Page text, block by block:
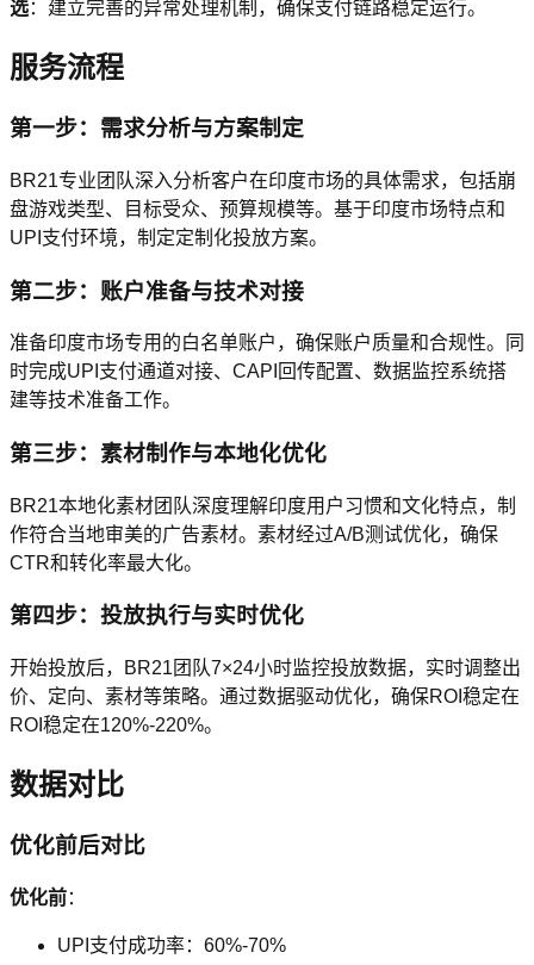
选：建立完善的异常处理机制，确保支付链路稳定运行。
服务流程
第一步：需求分析与方案制定
BR21专业团队深入分析客户在印度市场的具体需求，包括崩
盘游戏类型、目标受众、预算规模等。基于印度市场特点和
UPI支付环境，制定定制化投放方案。
第二步：账户准备与技术对接
准备印度市场专用的白名单账户，确保账户质量和合规性。同
时完成UPI支付通道对接、CAPI回传配置、数据监控系统搭
建等技术准备工作。
第三步：素材制作与本地化优化
BR21本地化素材团队深度理解印度用户习惯和文化特点，制
作符合当地审美的广告素材。素材经过A/B测试优化，确保
CTR和转化率最大化。
第四步：投放执行与实时优化
开始投放后，BR21团队7×24小时监控投放数据，实时调整出
价、定向、素材等策略。通过数据驱动优化，确保ROI稳定在
ROI稳定在120%-220%。
数据对比
优化前后对比
优化前：
UPI支付成功率：60%-70%